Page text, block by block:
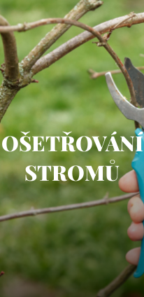
OŠETŘOVÁNÍ
STROMŮ